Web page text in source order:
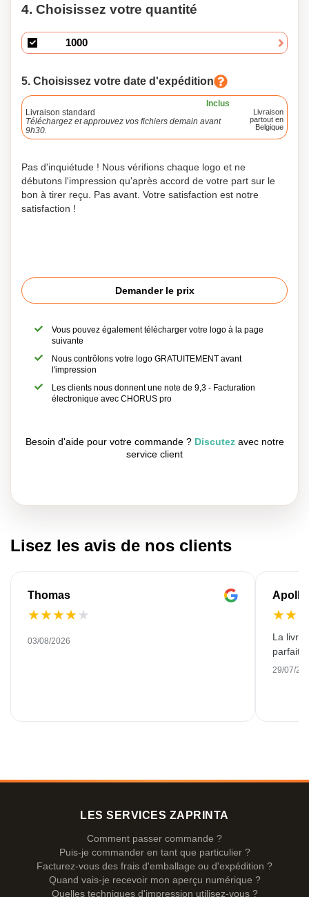
4. Choisissez votre quantité
5. Choisissez votre date d'expédition
Inclus
Livraison standard
Téléchargez et approuvez vos fichiers demain avant
9h30.
Livraison
partout en
Belgique
Pas d'inquiétude ! Nous vérifions chaque logo et ne
débutons l'impression qu'après accord de votre part sur le
bon à tirer reçu. Pas avant. Votre satisfaction est notre
satisfaction !
Demander le prix
Vous pouvez également télécharger votre logo à la page
suivante
Nous contrôlons votre logo GRATUITEMENT avant
l'impression
Les clients nous donnent une note de 9,3 - Facturation
électronique avec CHORUS pro
Besoin d'aide pour votre commande ? Discutezavec notre
service client
Lisez les avis de nos clients
Thomas
★★★★★
03/08/2026
★★
La
29/07/
LES SERVICES ZAPRINTA
Comment passer commande ?
Puis-je commander en tant que particulier ?
Facturez-vous des frais d'emballage ou d'expédition ?
Quand vais-je recevoir mon aperçu numérique ?
Quelles techniques d'impression utilisez-vous ?